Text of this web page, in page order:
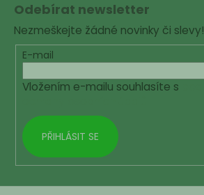
Odebírat newsletter
Nezmeškejte žádné novinky či slevy!
E-mail
Vložením e-mailu souhlasíte s
PŘIHLÁSIT SE